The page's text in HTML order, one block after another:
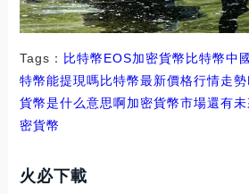
Tags： 比特幣EOS加密貨幣比特幣中
特幣能提現嗎比特幣最新價格行情走勢
貨幣是什么意思啊加密貨幣市場還有
密貨幣
火必下載